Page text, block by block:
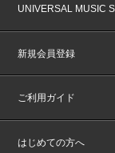
UNIVERSAL MUSIC
新規会員登録
ご利用ガイド
はじめての方へ